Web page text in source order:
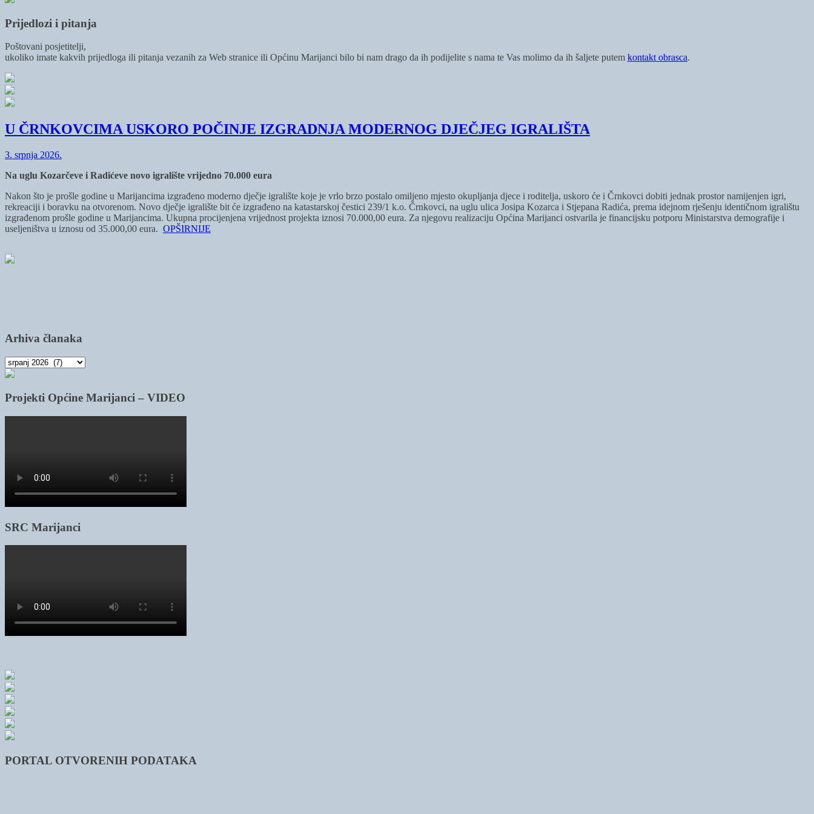
Prijedlozi i pitanja
Poštovani posjetitelji,
ukoliko imate kakvih prijedloga ili pitanja vezanih za Web stranice ili Općinu Marijanci bilo bi nam drago da ih podijelite s nama te Vas molimo da ih šaljete putem kontakt obrasca.
U ČRNKOVCIMA USKORO POČINJE IZGRADNJA MODERNOG DJEČJEG IGRALIŠTA
3. srpnja 2026.
Na uglu Kozarčeve i Radićeve novo igralište vrijedno 70.000 eura
Nakon što je prošle godine u Marijancima izgrađeno moderno dječje igralište koje je vrlo brzo postalo omiljeno mjesto okupljanja djece i roditelja, uskoro će i Črnkovci dobiti jednak prostor namijenjen igri,
rekreaciji i boravku na otvorenom. Novo dječje igralište bit će izgrađeno na katastarskoj čestici 239/1 k.o. Črnkovci, na uglu ulica Josipa Kozarca i Stjepana Radića, prema idejnom rješenju identičnom igralištu
izgrađenom prošle godine u Marijancima. Ukupna procijenjena vrijednost projekta iznosi 70.000,00 eura. Za njegovu realizaciju Općina Marijanci ostvarila je financijsku potporu Ministarstva demografije i
useljeništva u iznosu od 35.000,00 eura. OPŠIRNIJE
Arhiva članaka
Arhiva
članaka
Projekti Općine Marijanci – VIDEO
SRC Marijanci
PORTAL OTVORENIH PODATAKA